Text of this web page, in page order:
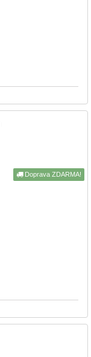
Doprava ZDARMA!